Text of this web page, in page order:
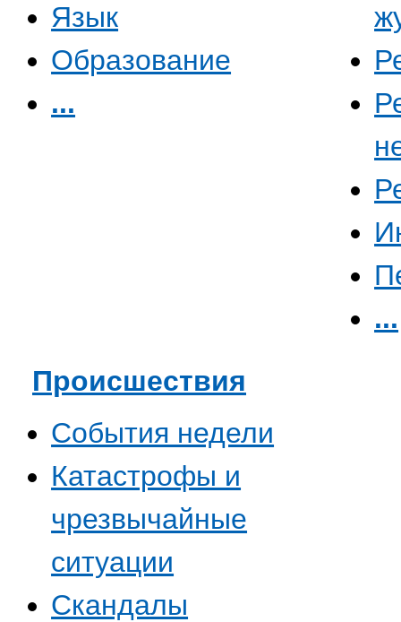
Язык
Образование
...
...
Происшествия
События недели
Катастрофы и
чрезвычайные
ситуации
Скандалы